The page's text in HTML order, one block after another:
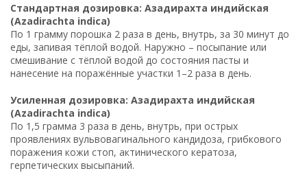
Стандартная дозировка: Азадирахта индийская
(Azadirachta indica)
По 1 грамму порошка 2 раза в день, внутрь, за 30 минут до
еды, запивая тёплой водой. Наружно – посыпание или
смешивание с тёплой водой до состояния пасты и
нанесение на поражённые участки 1–2 раза в день.
Усиленная дозировка: Азадирахта индийская
(Azadirachta indica)
По 1,5 грамма 3 раза в день, внутрь, при острых
проявлениях вульвовагинального кандидоза, грибкового
поражения кожи стоп, актинического кератоза,
герпетических высыпаний.